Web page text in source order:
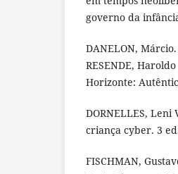
governo da
DANELON,
RESENDE,
Horizonte:
DORNELLES,
criança cyber. 3
FISCHMAN,